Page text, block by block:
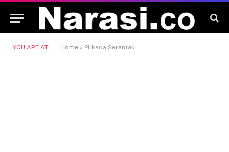
YOU ARE AT: Home » Pilkada Serentak